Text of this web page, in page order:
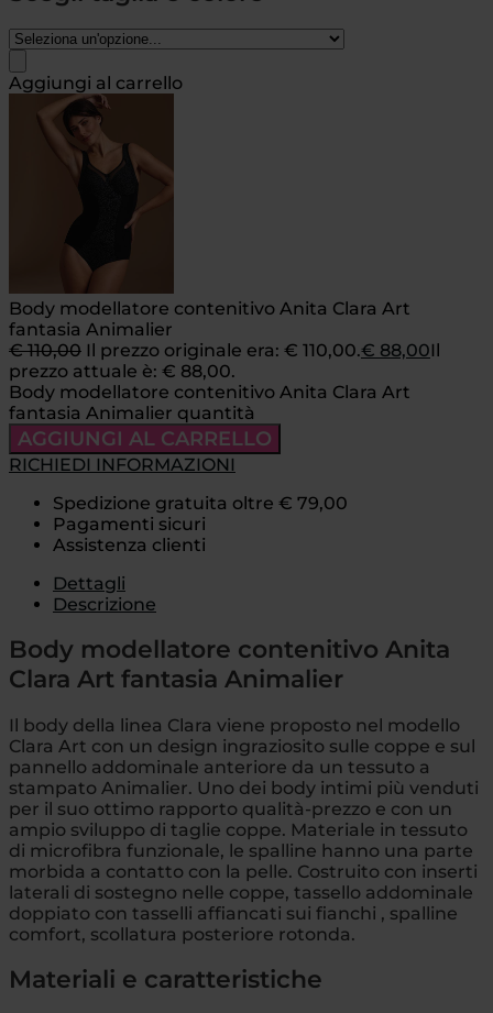
Aggiungi al carrello
Body modellatore contenitivo Anita Clara Art
fantasia Animalier
€110,00 Il prezzo originale era: € 110,00.€ 88,00Il
prezzo attuale è: € 88,00.
Body modellatore contenitivo Anita Clara Art
fantasia Animalier quantità
AGGIUNGI AL CARRELLO
RICHIEDI INFORMAZIONI
Spedizione gratuita oltre € 79,00
Pagamenti sicuri
Assistenza clienti
Dettagli
Descrizione
Body modellatore contenitivo Anita
Clara Art fantasia Animalier
Il body della linea Clara viene proposto nel modello
Clara Art con un design ingraziosito sulle coppe e sul
pannello addominale anteriore da un tessuto a
stampato Animalier. Uno dei body intimi più venduti
per il suo ottimo rapporto qualità-prezzo e con un
ampio sviluppo di taglie coppe. Materiale in tessuto
di microfibra funzionale, le spalline hanno una parte
morbida a contatto con la pelle. Costruito con inserti
laterali di sostegno nelle coppe, tassello addominale
doppiato con tasselli affiancati sui fianchi , spalline
comfort, scollatura posteriore rotonda.
Materiali e caratteristiche